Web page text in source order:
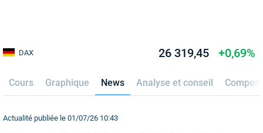
DAX 26 319,45 +0,69%
Cours Graphique News Analyse et conseil
Actualité publiée le 01/07/26 10:43